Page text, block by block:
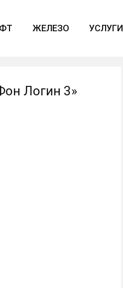
ЖЕЛЕЗО УСЛУГИ
Логин 3»